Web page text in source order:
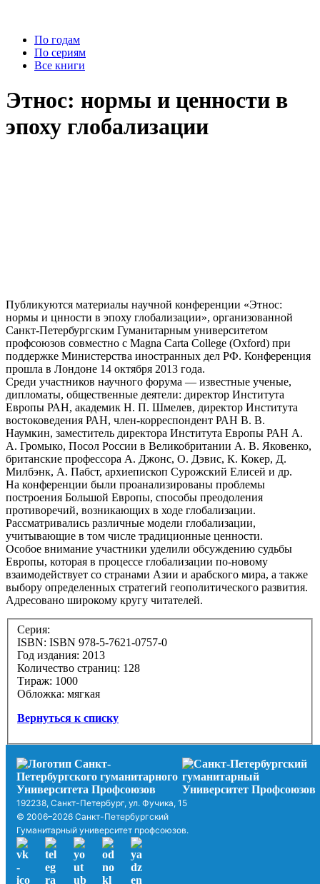
По годам
По сериям
Все книги
Этнос: нормы и ценности в
эпоху глобализации
Публикуются материалы научной конференции «Этнос:
нормы и цнности в эпоху глобализации», организованной
Санкт-Петербургским Гуманитарным университетом
профсоюзов совместно с Magna Carta College (Oxford) при
поддержке Министерства иностранных дел РФ. Конференция
прошла в Лондоне 14 октября 2013 года.
Среди участников научного форума — известные ученые,
дипломаты, общественные деятели: директор Института
Европы РАН, академик Н. П. Шмелев, директор Института
востоковедения РАН, член-корреспондент РАН В. В.
Наумкин, заместитель директора Института Европы РАН А.
А. Громыко, Посол России в Великобритании А. В. Яковенко,
британские профессора А. Джонс, О. Дэвис, К. Кокер, Д.
Милбэнк, А. Пабст, архиепископ Сурожский Елисей и др.
На конференции были проанализированы проблемы
построения Большой Европы, способы преодоления
противоречий, возникающих в ходе глобализации.
Рассматривались различные модели глобализации,
учитывающие в том числе традиционные ценности.
Особое внимание участники уделили обсуждению судьбы
Европы, которая в процессе глобализации по-новому
взаимодействует со странами Азии и арабского мира, а также
выбору определенных стратегий геополитического развития.
Адресовано широкому кругу читателей.
Серия:
ISBN: ISBN 978-5-7621-0757-0
Год издания: 2013
Количество страниц: 128
Тираж: 1000
Обложка: мягкая
Вернуться к списку
192238, Санкт-Петербург, ул. Фучика, 15
© 2006–2026 Санкт-Петербургский
Гуманитарный университет профсоюзов.